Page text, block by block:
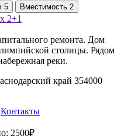
5 Вместимость 2
2+1
ремонта. Дом
столицы. Рядом
реки.
край 354000
Контакты
2500₽